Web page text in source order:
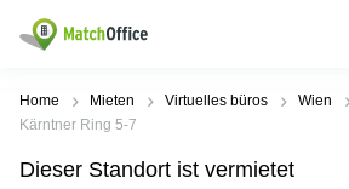
Mieten / Vermieten
Produktseiten
Beliebte
Städte
Beliebte
Suchanfragen
Hilfe
Home Mieten Virtuelles büros Wien
Kärntner Ring 5-7
Dieser Standort ist vermietet